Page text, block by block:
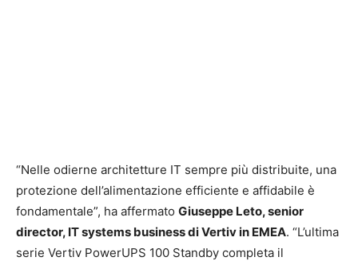
“Nelle odierne architetture IT sempre più distribuite, una
protezione dell’alimentazione efficiente e affidabile è
fondamentale”, ha affermato Giuseppe Leto, senior
director, IT systems business di Vertiv in EMEA. “L’ultima
serie Vertiv PowerUPS 100 Standby completa il